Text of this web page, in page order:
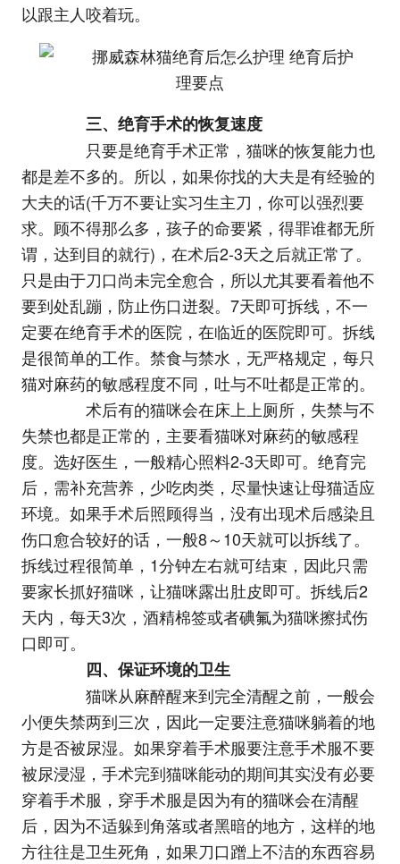
以跟主人咬着玩。
三、绝育手术的恢复速度
只要是绝育手术正常，猫咪的恢复能力也
都是差不多的。所以，如果你找的大夫是有经验的
大夫的话(千万不要让实习生主刀，你可以强烈要
求。顾不得那么多，孩子的命要紧，得罪谁都无所
谓，达到目的就行)，在术后2-3天之后就正常了。
只是由于刀口尚未完全愈合，所以尤其要看着他不
要到处乱蹦，防止伤口迸裂。7天即可拆线，不一
定要在绝育手术的医院，在临近的医院即可。拆线
是很简单的工作。禁食与禁水，无严格规定，每只
猫对麻药的敏感程度不同，吐与不吐都是正常的。
术后有的猫咪会在床上上厕所，失禁与不
失禁也都是正常的，主要看猫咪对麻药的敏感程
度。选好医生，一般精心照料2-3天即可。绝育完
后，需补充营养，少吃肉类，尽量快速让母猫适应
环境。如果手术后照顾得当，没有出现术后感染且
伤口愈合较好的话，一般8～10天就可以拆线了。
拆线过程很简单，1分钟左右就可结束，因此只需
要家长抓好猫咪，让猫咪露出肚皮即可。拆线后2
天内，每天3次，酒精棉签或者碘氟为猫咪擦拭伤
口即可。
四、保证环境的卫生
猫咪从麻醉醒来到完全清醒之前，一般会
小便失禁两到三次，因此一定要注意猫咪躺着的地
方是否被尿湿。如果穿着手术服要注意手术服不要
被尿浸湿，手术完到猫咪能动的期间其实没有必要
穿着手术服，穿手术服是因为有的猫咪会在清醒
后，因为不适躲到角落或者黑暗的地方，这样的地
方往往是卫生死角，如果刀口蹭上不洁的东西容易